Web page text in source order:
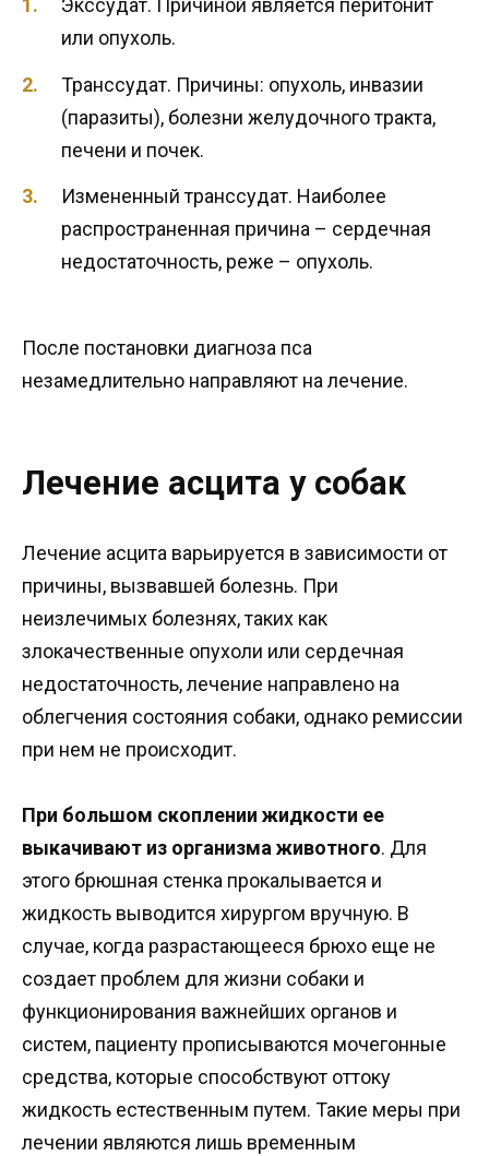
Экссудат. Причиной является перитонит
или опухоль.
Транссудат. Причины: опухоль, инвазии
(паразиты), болезни желудочного тракта,
печени и почек.
Измененный транссудат. Наиболее
распространенная причина – сердечная
недостаточность, реже – опухоль.
После постановки диагноза пса
незамедлительно направляют на лечение.
Лечение асцита у собак
Лечение асцита варьируется в зависимости от
причины, вызвавшей болезнь. При
неизлечимых болезнях, таких как
злокачественные опухоли или сердечная
недостаточность, лечение направлено на
облегчения состояния собаки, однако ремиссии
при нем не происходит.
При большом скоплении жидкости ее
выкачивают из организма животного. Для
этого брюшная стенка прокалывается и
жидкость выводится хирургом вручную. В
случае, когда разрастающееся брюхо еще не
создает проблем для жизни собаки и
функционирования важнейших органов и
систем, пациенту прописываются мочегонные
средства, которые способствуют оттоку
жидкость естественным путем. Такие меры при
лечении являются лишь временным